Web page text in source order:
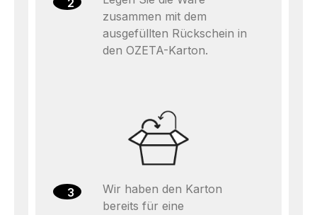
2
zusammen mit dem
ausgefüllten Rückschein in
den OZETA-Karton.
3
Wir haben den Karton
bereits für eine